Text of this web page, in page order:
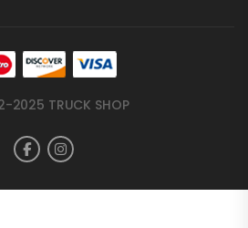
2025 TRUCK SHOP